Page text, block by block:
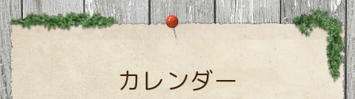
カレンダー